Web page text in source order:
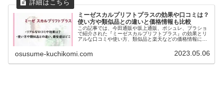
ミーゼスカルプリフトプラスの効果や口コミは？
使い方や類似品との違いと価格情報も比較
この記事では、今田通販や坂上通販、ポシュレ、ブラショ
で紹介された『ミーゼスカルプリフトプラス』の効果とリ
アルな口コミや使い方、類似品と楽天などの価格情報につ
osusume-kuchikomi.com 2023.05.06